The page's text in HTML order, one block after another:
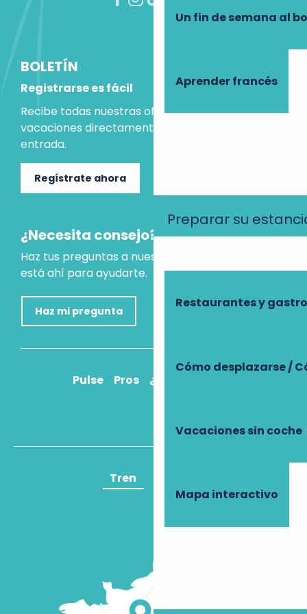
Un fin de semana al
Aprender francés
Preparar su
Restaurantes y
Cómo desplazarse /
Vacaciones sin coche
Mapa interactivo
BOLETÍN
Registrarse es fácil
Recibe todas nuestras ofertas e ideas para las
vacaciones directamente en tu bandeja de
entrada.
Regístrate ahora
¿Necesita consejo?
Haz tus preguntas a nuestro asistente virtual, que
está ahí para ayudarte.
Haz mi pregunta
Pulse Pros ¿Cómo llegar?
Tren